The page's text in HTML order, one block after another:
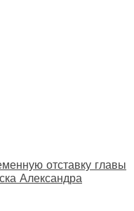
отставку главы
Александра